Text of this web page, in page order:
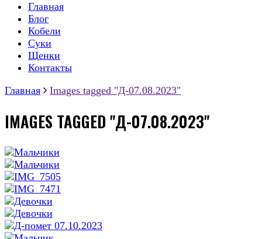
Главная
Блог
Кобели
Суки
Щенки
Контакты
Главная
Images tagged "Д-07.08.2023"
IMAGES TAGGED "Д-07.08.2023"